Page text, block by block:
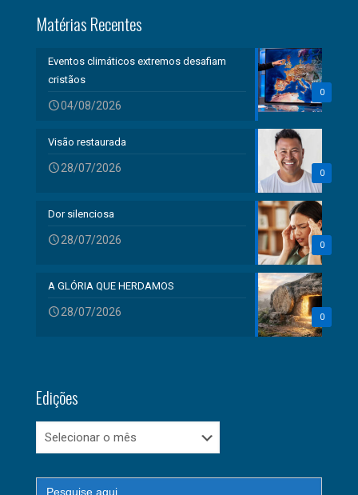
Matérias Recentes
0
Eventos climáticos extremos desafiam
cristãos
04/08/2026
0
Visão restaurada
28/07/2026
0
Dor silenciosa
28/07/2026
0
A GLÓRIA QUE HERDAMOS
28/07/2026
Edições
Edições
Search